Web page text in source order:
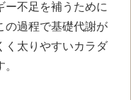
ー不足を補うために
の過程で基礎代謝が
く太りやすいカラダ